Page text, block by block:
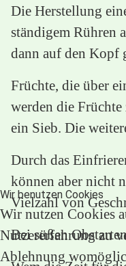
Die Herstellung
ständigem Rühren
dann auf den Kopf
Früchte, die über
werden die Früchte
ein Sieb. Die
Durch das
können aber nicht
Vielzahl von
Bei süßen
Wir benutzen Cookies
Wir nutzen Cookies
Nutzererfahrung zu
Ablehnung